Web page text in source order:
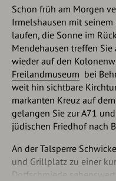
Schon früh am Morgen
Irmelshausen mit seinem
laufen, die Sonne im
Mendehausen treffen
wieder auf den
Freilandmuseum bei
weit hin sichtbare
markanten Kreuz auf
gelangen Sie zur A71
jüdischen Friedhof nach
An der Talsperre
und Grillplatz zu einer
Dorfschmiede